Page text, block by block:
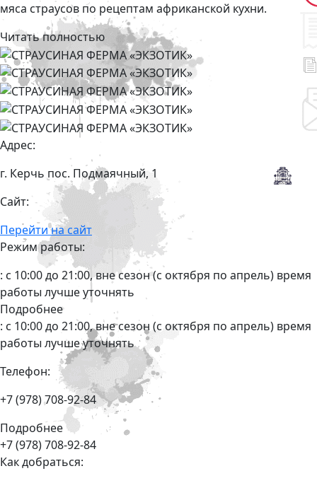
мяса страусов по рецептам африканской кухни.
Читать полностью
Адрес:
г. Керчь пос. Подмаячный, 1
Сайт:
Перейти на сайт
Режим работы:
: с 10:00 до 21:00, вне сезон (с октября по апрель) время
работы лучше уточнять
Подробнее
: с 10:00 до 21:00, вне сезон (с октября по апрель) время
работы лучше уточнять
Телефон:
+7 (978) 708-92-84
Подробнее
+7 (978) 708-92-84
Как добраться: